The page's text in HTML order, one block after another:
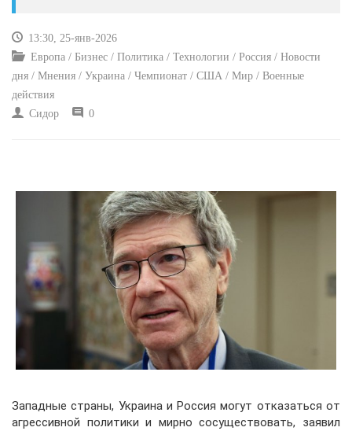
13:30, 25-янв-2026
Европа / Бизнес / Политика / Технологии / Россия / Новости
дня / Мнения / Украина / Чемпионат / США / Мир / Военные
действия
Сидор
0
Западные страны, Украина и Россия могут отказаться от
агрессивной политики и мирно сосуществовать, заявил